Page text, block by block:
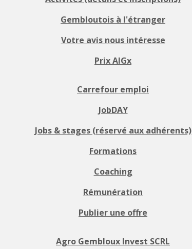
Gembloutois à l'étranger
Votre avis nous intéresse
Prix AIGx
Carrefour emploi
JobDAY
Jobs & stages (réservé aux adhérents)
Formations
Coaching
Rémunération
Publier une offre
Agro Gembloux Invest SCRL